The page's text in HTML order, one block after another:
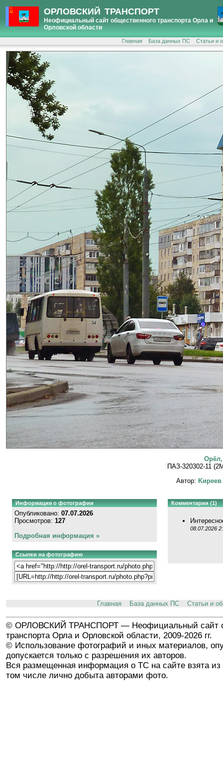
ОРЛОВСКИЙ ТРАНСПОРТ
Неофициальный сайт общественного транспорта Орла и
Орловской области
Главная База данных ПС Статьи и
Орёл,
ПАЗ-320302-11
Автор:
Информация о фотографии
Опубликовано: 07.07.2026
Просмотров: 127
Подробная информация »
Ссылки на фотографию
Комментарии (1)
08.07.2026
Главная База данных ПС Статьи и
© ОРЛОВСКИЙ ТРАНСПОРТ — Неофициальный сайт
транспорта Орла и Орловской области, 2009-2026 гг.
© Использование фотографий и иных материалов,
допускается только с разрешения их авторов.
Вся размещенная информация о ТС на сайте взята из
том числе лично добыта авторами фото.